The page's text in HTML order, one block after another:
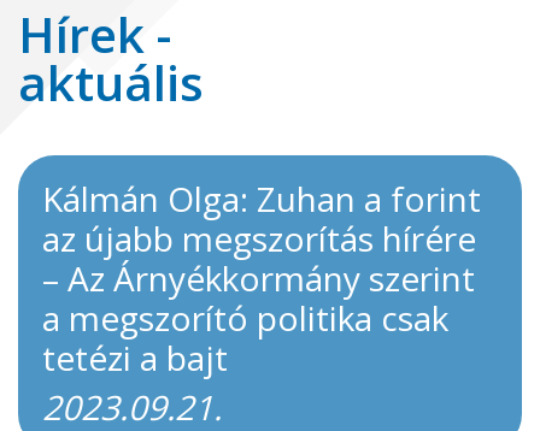
Hírek -
aktuális
Kálmán Olga: Zuhan a forint
az újabb megszorítás hírére
– Az Árnyékkormány szerint
a megszorító politika csak
tetézi a bajt
2023.09.21.